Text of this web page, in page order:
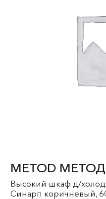
METOD МЕТОД
Высокий шкаф д/
Синарп коричневый,